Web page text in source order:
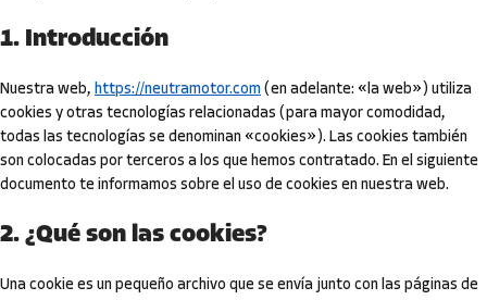
1. Introducción
Nuestra web, https://neutramotor.com (en adelante: «la web») utiliza
cookies y otras tecnologías relacionadas (para mayor comodidad,
todas las tecnologías se denominan «cookies»). Las cookies también
son colocadas por terceros a los que hemos contratado. En el siguiente
documento te informamos sobre el uso de cookies en nuestra web.
2. ¿Qué son las cookies?
Una cookie es un pequeño archivo que se envía junto con las páginas de